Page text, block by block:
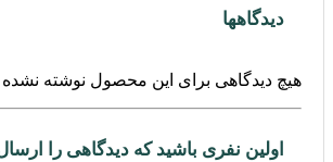
دیدگاهها
هیچ دیدگاهی برای این محصول نوشته
اولین نفری باشید که دیدگاهی را